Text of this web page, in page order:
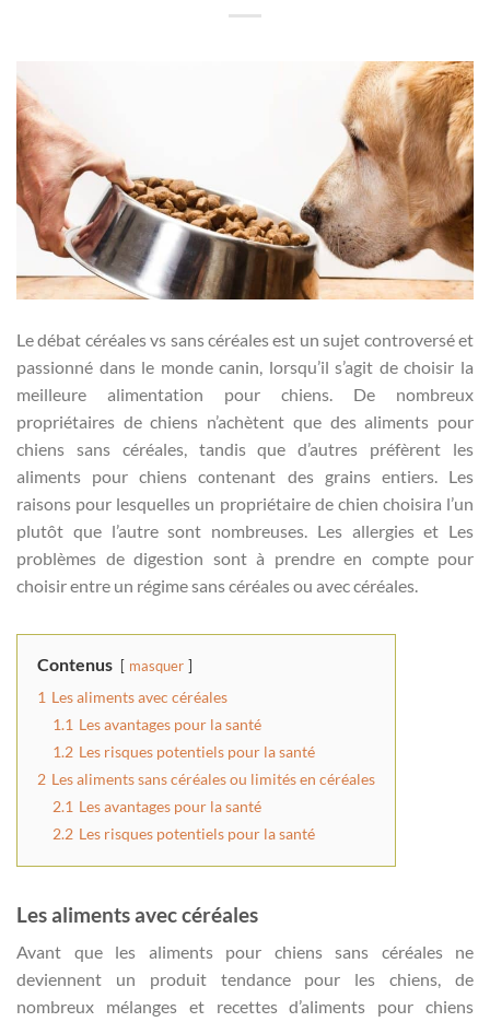
Le débat céréales vs sans céréales est un sujet controversé et
passionné dans le monde canin, lorsqu’il s’agit de choisir la
meilleure alimentation pour chiens. De nombreux
propriétaires de chiens n’achètent que des aliments pour
chiens sans céréales, tandis que d’autres préfèrent les
aliments pour chiens contenant des grains entiers. Les
raisons pour lesquelles un propriétaire de chien choisira l’un
plutôt que l’autre sont nombreuses. Les allergies et Les
problèmes de digestion sont à prendre en compte pour
choisir entre un régime sans céréales ou avec céréales.
Contenus masquer
1 Les aliments avec céréales
1.1 Les avantages pour la santé
1.2 Les risques potentiels pour la santé
2 Les aliments sans céréales ou limités en céréales
2.1 Les avantages pour la santé
2.2 Les risques potentiels pour la santé
Les aliments avec céréales
Avant que les aliments pour chiens sans céréales ne
deviennent un produit tendance pour les chiens, de
nombreux mélanges et recettes d’aliments pour chiens